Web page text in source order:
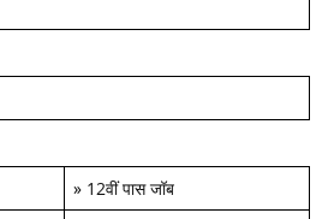
» 12वीं पास जॉब